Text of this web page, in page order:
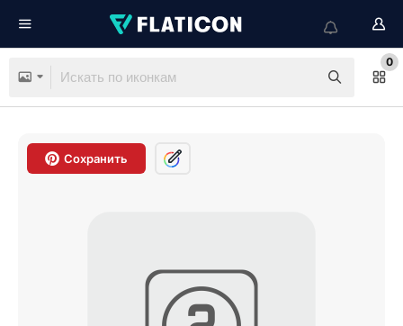
0
Сохранить